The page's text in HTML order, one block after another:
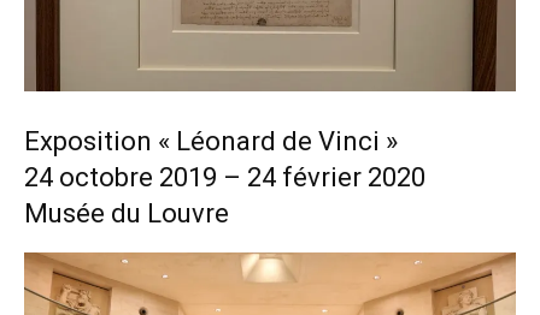
Exposition « Léonard de Vinci »
24 octobre 2019 – 24 février 2020
Musée du Louvre